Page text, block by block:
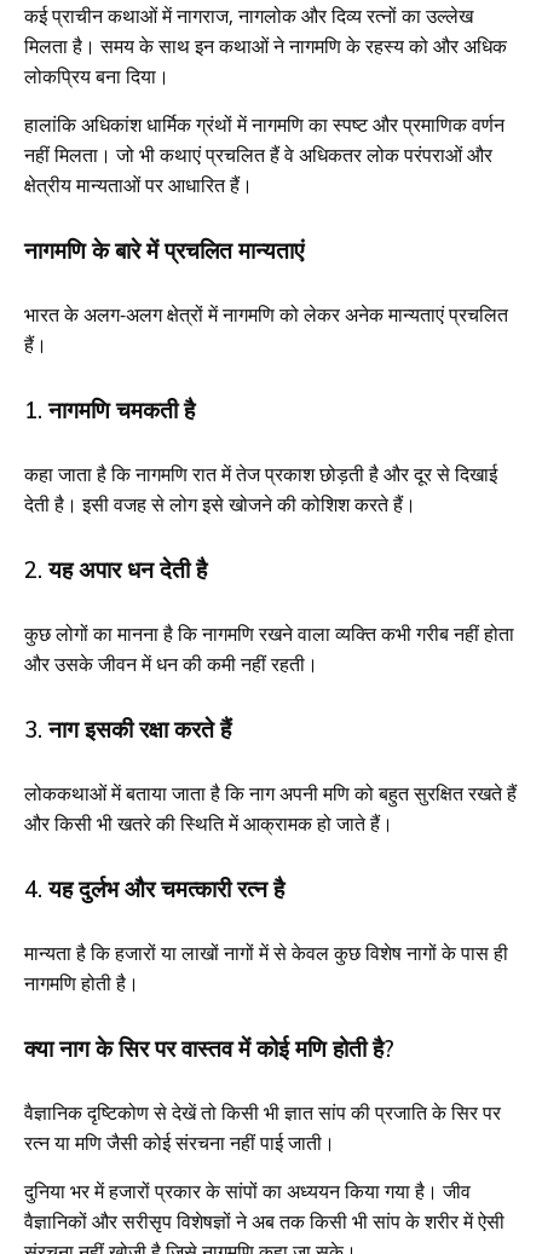
कई प्राचीन कथाओं में नागराज, नागलोक और दिव्य रत्नों का उल्लेख
मिलता है। समय के साथ इन कथाओं ने नागमणि के रहस्य को और अधिक
लोकप्रिय बना दिया।
हालांकि अधिकांश धार्मिक ग्रंथों में नागमणि का स्पष्ट और प्रमाणिक वर्णन
नहीं मिलता। जो भी कथाएं प्रचलित हैं वे अधिकतर लोक परंपराओं और
क्षेत्रीय मान्यताओं पर आधारित हैं।
नागमणि के बारे में प्रचलित मान्यताएं
भारत के अलग-अलग क्षेत्रों में नागमणि को लेकर अनेक मान्यताएं प्रचलित
हैं।
1. नागमणि चमकती है
कहा जाता है कि नागमणि रात में तेज प्रकाश छोड़ती है और दूर से दिखाई
देती है। इसी वजह से लोग इसे खोजने की कोशिश करते हैं।
2. यह अपार धन देती है
कुछ लोगों का मानना है कि नागमणि रखने वाला व्यक्ति कभी गरीब नहीं होता
और उसके जीवन में धन की कमी नहीं रहती।
3. नाग इसकी रक्षा करते हैं
लोककथाओं में बताया जाता है कि नाग अपनी मणि को बहुत सुरक्षित रखते हैं
और किसी भी खतरे की स्थिति में आक्रामक हो जाते हैं।
4. यह दुर्लभ और चमत्कारी रत्न है
मान्यता है कि हजारों या लाखों नागों में से केवल कुछ विशेष नागों के पास ही
नागमणि होती है।
क्या नाग के सिर पर वास्तव में कोई मणि होती है?
वैज्ञानिक दृष्टिकोण से देखें तो किसी भी ज्ञात सांप की प्रजाति के सिर पर
रत्न या मणि जैसी कोई संरचना नहीं पाई जाती।
दुनिया भर में हजारों प्रकार के सांपों का अध्ययन किया गया है। जीव
वैज्ञानिकों और सरीसृप विशेषज्ञों ने अब तक किसी भी सांप के शरीर में ऐसी